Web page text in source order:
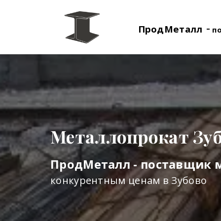
ПродМеталл -
Металлопрокат
ПродМеталл - поставщик
конкурентным ценам в Зубово